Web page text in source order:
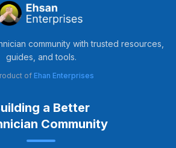
community with trusted resources,
guides, and tools.
of Ehan Enterprises
a Better
Community